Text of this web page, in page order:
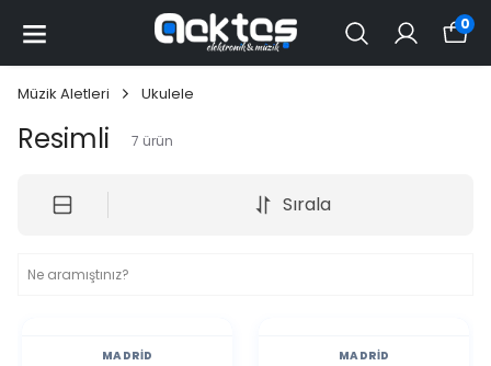
0
Müzik Aletleri Ukulele
Resimli 7 ürün
Sırala
MADRID MADRID